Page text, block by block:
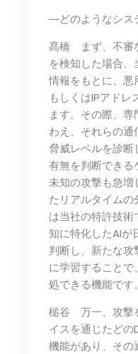
―どのようなシス
髙橋 まず、不審
を検知した場合
情報をもとに、悪
もしくはIPアドレ
ます。その際、専
わえ、それらの通
脅威レベルを診
有無を判断できる
未知の攻撃も急増
たリアルタイム
は当社の特許技術
知に特化したAIが
判断し、新たな
に学習すること
処できる機能です。
槌谷 万一、攻撃
イスを通じたどの
機能があり、そ